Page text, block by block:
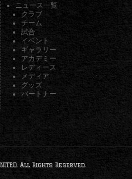
ニュース一覧
クラブ
チーム
試合
イベント
ギャラリー
アカデミー
レディース
メディア
グッズ
パートナー
All Rights Reserved.